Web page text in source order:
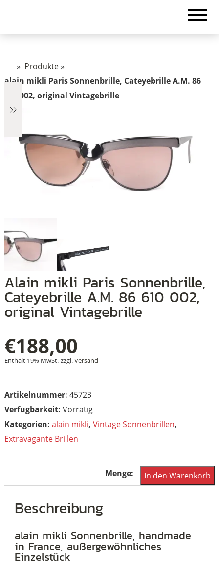
» Produkte»
alain mikli Paris Sonnenbrille, Cateyebrille A.M. 86
610 002, original Vintagebrille
alain mikli Paris Sonnenbrille,
Cateyebrille A.M. 86 610 002,
original Vintagebrille
€188,00
Enthält 19% MwSt. zzgl.Versand
Artikelnummer: 45723
Vorrätig
Kategorien: alain mikli, Vintage Sonnenbrillen,
Extravagante Brillen
alain
mikli
Cateyebrille
A.M.
In den Warenkorb
Beschreibung
alain mikli Sonnenbrille, handmade
in France, außergewöhnliches
Einzelstück
+
+